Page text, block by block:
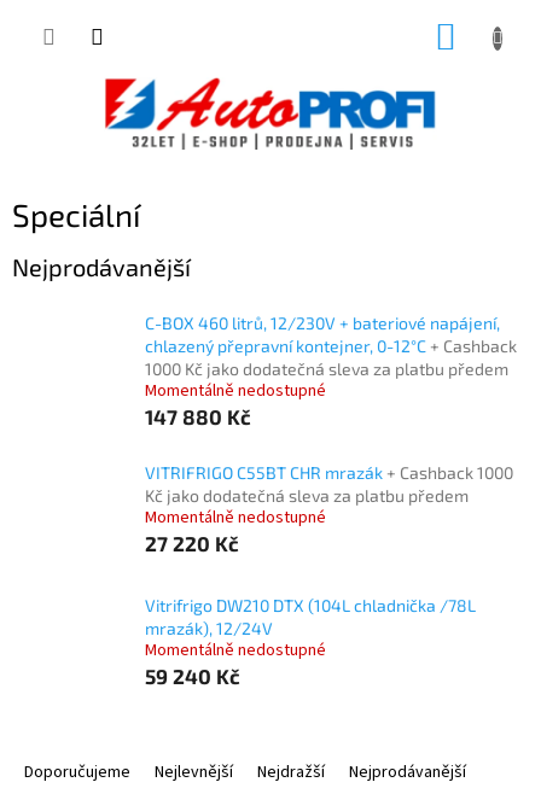
Speciální
Nejprodávanější
C-BOX 460 litrů, 12/230V + bateriové napájení,
chlazený přepravní kontejner, 0-12°C + Cashback
1000 Kč jako dodatečná sleva za platbu předem
Momentálně nedostupné
147 880 Kč
VITRIFRIGO C55BT CHR mrazák + Cashback 1000
Kč jako dodatečná sleva za platbu předem
Momentálně nedostupné
27 220 Kč
Vitrifrigo DW210 DTX (104L chladnička /78L
mrazák), 12/24V
Momentálně nedostupné
59 240 Kč
Doporučujeme Nejlevnější Nejdražší
Nejprodávanější